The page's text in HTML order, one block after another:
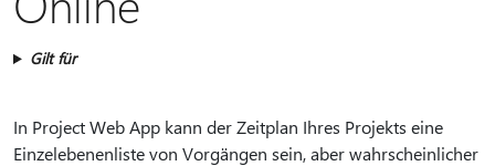
Gilt für
In Project Web App kann der Zeitplan Ihres Projekts eine
Einzelebenenliste von Vorgängen sein, aber wahrscheinlicher